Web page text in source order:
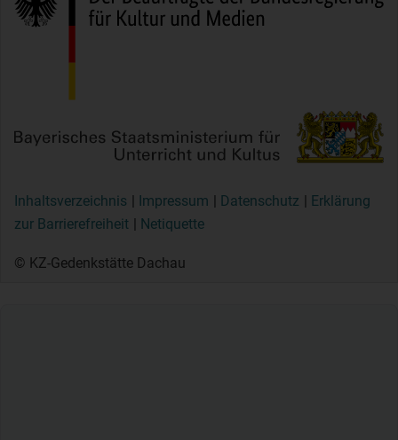
Inhaltsverzeichnis Impressum Datenschutz
Erklärung
zur Barrierefreiheit
Netiquette
© KZ-Gedenkstätte Dachau